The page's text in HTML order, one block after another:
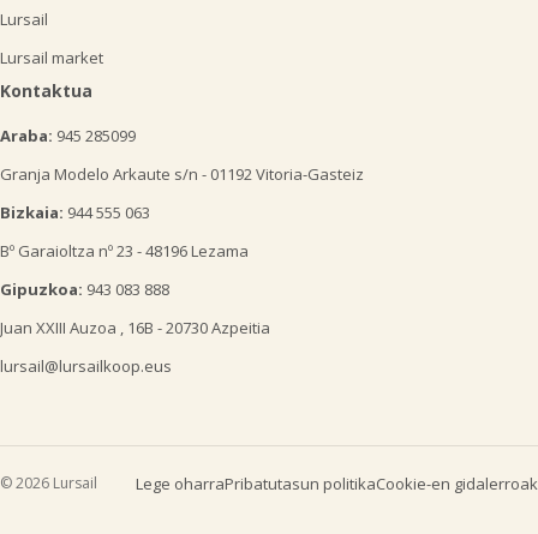
Lursail
Lursail market
Kontaktua
Araba: 945 285099
Granja Modelo Arkaute s/n - 01192 Vitoria-Gasteiz
Bizkaia: 944 555 063
Bº Garaioltza nº 23 - 48196 Lezama
Gipuzkoa: 943 083 888
Juan XXIII Auzoa , 16B - 20730 Azpeitia
lursail@lursailkoop.eus
© 2026 Lursail Lege oharraPribatutasun politikaCookie-en gidalerroak